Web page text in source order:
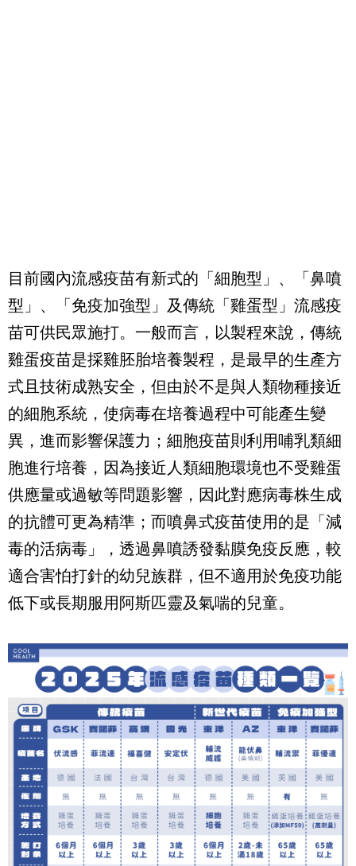
目前國內流感疫苗有新式的「細胞型」、「鼻噴
型」、「免疫加強型」及傳統「雞蛋型」流感疫
苗可供民眾施打。一般而言，以製程來說，傳統
雞蛋疫苗是採雞胚胎培養製程，是最早的生產方
式且技術成熟安全，但由於不是與人類物種接近
的細胞系統，使病毒在培養過程中可能產生變
異，進而影響保護力；細胞疫苗則利用哺乳類細
胞進行培養，因為接近人類細胞環境也不受雞蛋
供應量或過敏等問題影響，因此對應病毒株生成
的抗體可更為精準；而噴鼻式疫苗使用的是「減
毒的活病毒」，透過鼻噴誘發黏膜免疫反應，較
適合害怕打針的幼兒族群，但不適用於免疫功能
低下或長期服用阿斯匹靈及氣喘的兒童。